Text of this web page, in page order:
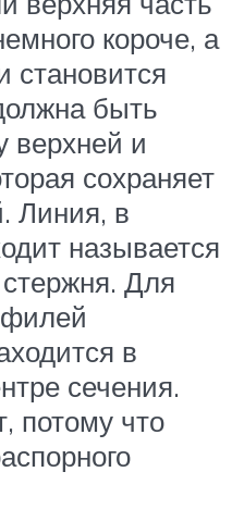
короче, а
становится
быть
верхней и
сохраняет
Линия, в
называется
Для
в
сечения.
потому что